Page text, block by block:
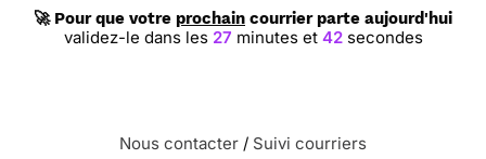
🚀 Pour que votre prochain courrier parte aujourd'hui
validez-le dans les 27 minutes et41secondes
Nous contacter / Suivi courriers